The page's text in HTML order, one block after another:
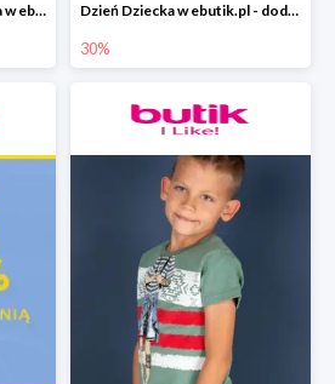
Prezenty na Dzień Dziecka w ebutik.pl do -80% Dzień Dziecka w ebutik.pl - dodatkowy rabat -30%
30%